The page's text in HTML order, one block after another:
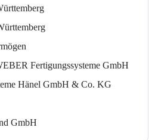
Fertigungssysteme GmbH
Hänel GmbH & Co. KG
GmbH